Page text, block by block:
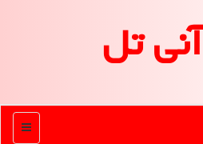
آنی تل
منو